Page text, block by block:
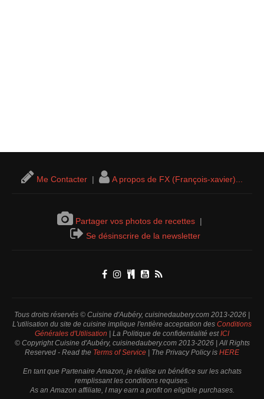
Me Contacter | A propos de FX (François-xavier)...
Partager vos photos de recettes |
Se désinscrire de la newsletter
Tous droits réservés © Cuisine d'Aubéry, cuisinedaubery.com 2013-2026 |
L'utilisation du site de cuisine implique l'entière acceptation des Conditions
Générales d'Utilisation | La Politique de confidentialité estICI
© Copyright Cuisine d'Aubéry, cuisinedaubery.com 2013-2026 | All Rights
Reserved - Read the Terms of Service | The Privacy Policy is HERE
En tant que Partenaire Amazon, je réalise un bénéfice sur les achats
remplissant les conditions requises.
As an Amazon affiliate, I may earn a profit on eligible purchases.